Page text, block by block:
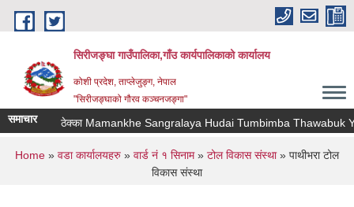
Skip to main content
सिरीजङ्घा गाउँपालिका,गाँउ कार्यपालिकाको कार्यालय
कोशी प्रदेश, ताप्लेजुङ्ग, नेपाल
"सिरीजङ्घाको गौरव कञ्चनजङ्गा"
समाचार ठेक्का Mamankhe Sangralaya Hudai Tumbimba Thawabuk
You are here
Home » वडा कार्यालयहरु » वार्ड नं १ सिनाम» टोल विकास संस्था» पाथीभरा टोल
विकास संस्था